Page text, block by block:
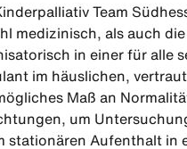
Team
medizinisch, als auch
in einer für alle
im häuslichen,
Maß an
um
stationären Aufenthalt in